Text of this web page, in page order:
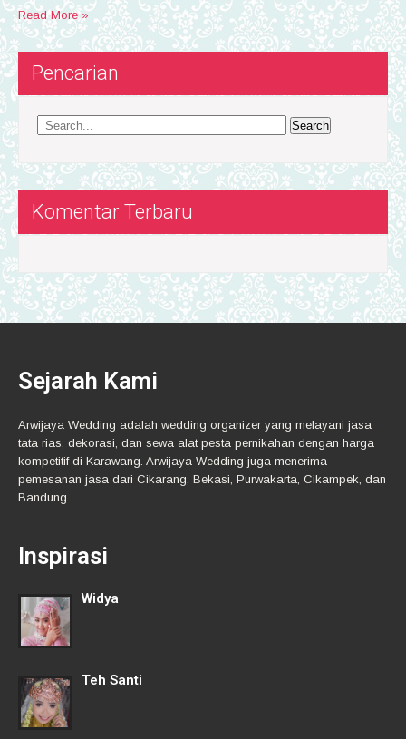
Read More »
Pencarian
Komentar Terbaru
Sejarah Kami
Arwijaya Wedding adalah wedding organizer yang melayani jasa
tata rias, dekorasi, dan sewa alat pesta pernikahan dengan harga
kompetitif di Karawang. Arwijaya Wedding juga menerima
pemesanan jasa dari Cikarang, Bekasi, Purwakarta, Cikampek, dan
Bandung.
Inspirasi
Widya
Teh Santi